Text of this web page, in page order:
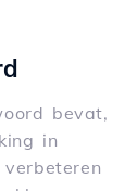
bevat,
in